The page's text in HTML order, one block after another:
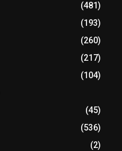
(481)
(193)
(260)
(217)
(104)
(45)
(536)
(2)